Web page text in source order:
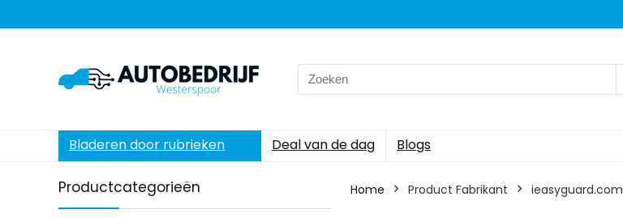
Search
for:
Bladeren door rubrieken Deal van de dag Blogs
Productcategorieën Home Product Fabrikant ‎ieasyguard.com